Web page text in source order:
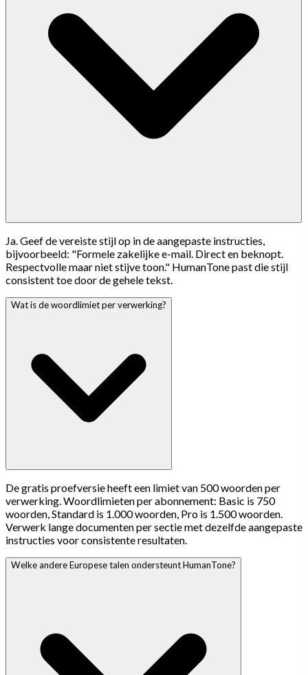
Ja. Geef de vereiste stijl op in de aangepaste instructies,
bijvoorbeeld: "Formele zakelijke e-mail. Direct en beknopt.
Respectvolle maar niet stijve toon." HumanTone past die stijl
consistent toe door de gehele tekst.
Wat is de woordlimiet per verwerking?
De gratis proefversie heeft een limiet van 500 woorden per
verwerking. Woordlimieten per abonnement: Basic is 750
woorden, Standard is 1.000 woorden, Pro is 1.500 woorden.
Verwerk lange documenten per sectie met dezelfde aangepaste
instructies voor consistente resultaten.
Welke andere Europese talen ondersteunt HumanTone?